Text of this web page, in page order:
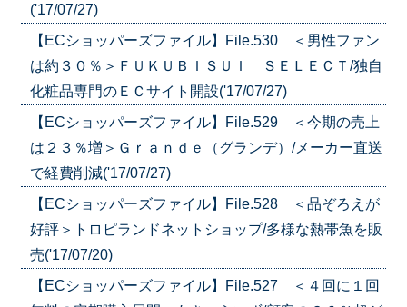
('17/07/27)
【ECショッパーズファイル】File.530 ＜男性ファン
は約３０％＞ＦＵＫＵＢＩＳＵＩ ＳＥＬＥＣＴ/独自
化粧品専門のＥＣサイト開設('17/07/27)
【ECショッパーズファイル】File.529 ＜今期の売上
は２３％増＞Ｇｒａｎｄｅ（グランデ）/メーカー直送
で経費削減('17/07/27)
【ECショッパーズファイル】File.528 ＜品ぞろえが
好評＞トロピランドネットショップ/多様な熱帯魚を販
売('17/07/20)
【ECショッパーズファイル】File.527 ＜４回に１回